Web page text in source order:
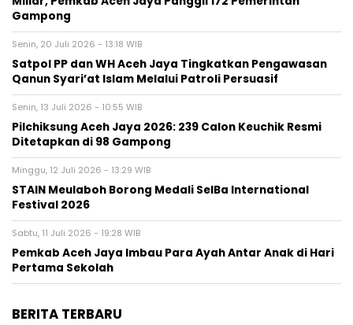
Gampong
Senin, 20 Juli 2026 - 13:18 WIB
Satpol PP dan WH Aceh Jaya Tingkatkan Pengawasan
Qanun Syari’at Islam Melalui Patroli Persuasif
Senin, 13 Juli 2026 - 10:55 WIB
Pilchiksung Aceh Jaya 2026: 239 Calon Keuchik Resmi
Ditetapkan di 98 Gampong
Minggu, 12 Juli 2026 - 13:29 WIB
STAIN Meulaboh Borong Medali SeIBa International
Festival 2026
Sabtu, 11 Juli 2026 - 19:28 WIB
Pemkab Aceh Jaya Imbau Para Ayah Antar Anak di Hari
Pertama Sekolah
BERITA TERBARU